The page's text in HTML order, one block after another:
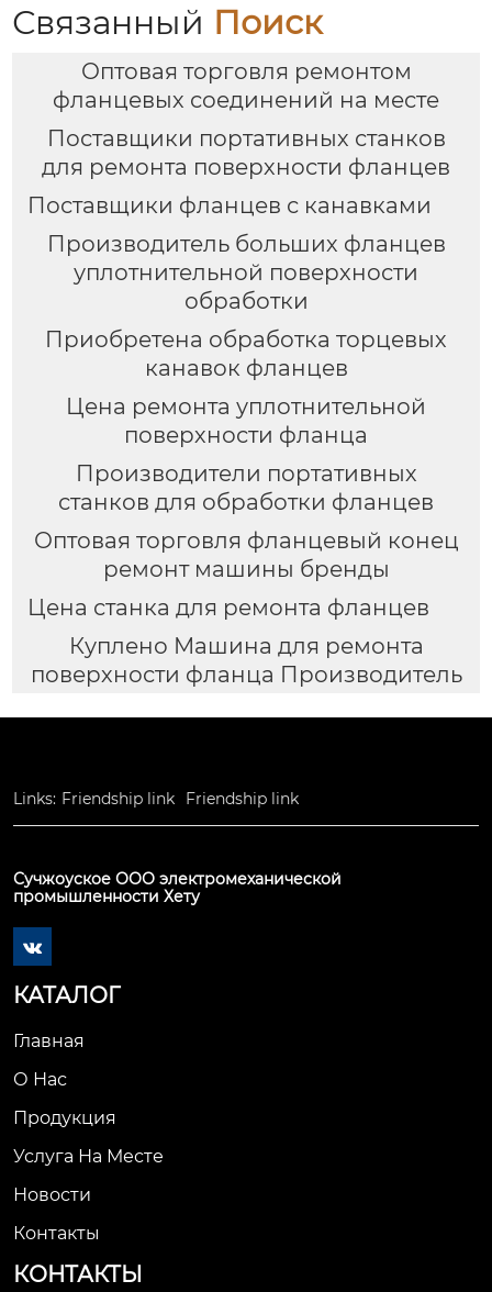
Связанный Поиск
Оптовая торговля ремонтом
фланцевых соединений на месте
Поставщики портативных станков
для ремонта поверхности фланцев
Поставщики фланцев с канавками
Производитель больших фланцев
уплотнительной поверхности
обработки
Приобретена обработка торцевых
канавок фланцев
Цена ремонта уплотнительной
поверхности фланца
Производители портативных
станков для обработки фланцев
Оптовая торговля фланцевый конец
ремонт машины бренды
Цена станка для ремонта фланцев
Куплено Машина для ремонта
поверхности фланца Производитель
Links: Friendship link Friendship link
Сучжоуское ООО электромеханической
промышленности Хету

КАТАЛОГ
Главная
О Нас
Продукция
Услуга На Месте
Новости
Контакты
КОНТАКТЫ